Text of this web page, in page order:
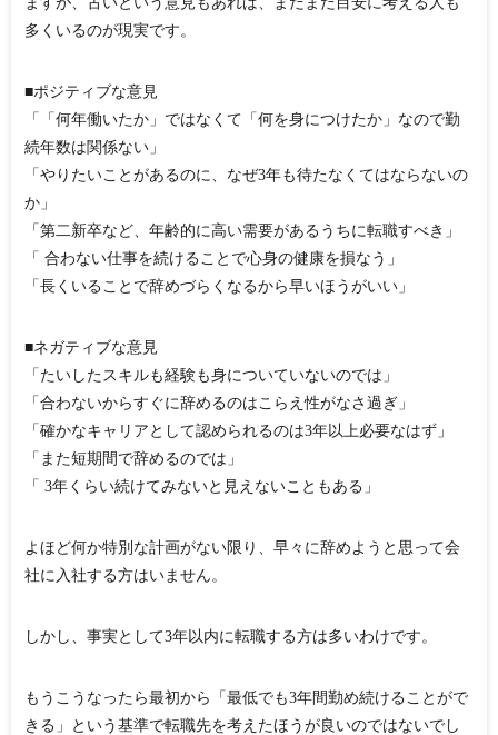
多くいるのが現実です。
■ポジティブな意見
「「何年働いたか」ではなくて「何を身につけたか」なので勤
続年数は関係ない」
「やりたいことがあるのに、なぜ3年も待たなくてはならないの
か」
「第二新卒など、年齢的に高い需要があるうちに転職すべき」
「 合わない仕事を続けることで心身の健康を損なう」
「長くいることで辞めづらくなるから早いほうがいい」
■ネガティブな意見
「たいしたスキルも経験も身についていないのでは」
「合わないからすぐに辞めるのはこらえ性がなさ過ぎ」
「確かなキャリアとして認められるのは3年以上必要なはず」
「また短期間で辞めるのでは」
「 3年くらい続けてみないと見えないこともある」
よほど何か特別な計画がない限り、早々に辞めようと思って会
社に入社する方はいません。
しかし、事実として3年以内に転職する方は多いわけです。
もうこうなったら最初から「最低でも3年間勤め続けることがで
きる」という基準で転職先を考えたほうが良いのではないでし